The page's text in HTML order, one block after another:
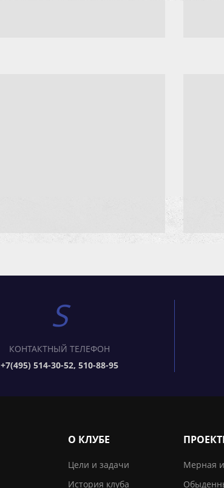
КОНТАКТНЫЙ ТЕЛЕФОН
+7(495) 514-30-52, 510-88-95
О КЛУБЕ
Цели и задачи
История клуба
Мерная